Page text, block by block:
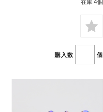
在庫 4個
購入数 個